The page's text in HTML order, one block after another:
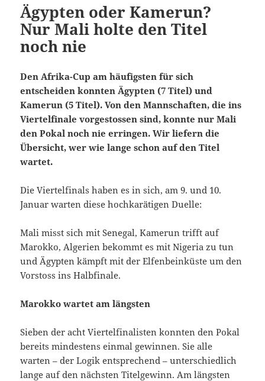
Ägypten oder Kamerun?
Nur Mali holte den Titel
noch nie
Den Afrika-Cup am häufigsten für sich
entscheiden konnten Ägypten (7 Titel) und
Kamerun (5 Titel). Von den Mannschaften, die ins
Viertelfinale vorgestossen sind, konnte nur Mali
den Pokal noch nie erringen. Wir liefern die
Übersicht, wer wie lange schon auf den Titel
wartet.
Die Viertelfinals haben es in sich, am 9. und 10.
Januar warten diese hochkarätigen Duelle:
Mali misst sich mit Senegal, Kamerun trifft auf
Marokko, Algerien bekommt es mit Nigeria zu tun
und Ägypten kämpft mit der Elfenbeinküste um den
Vorstoss ins Halbfinale.
Marokko wartet am längsten
Sieben der acht Viertelfinalisten konnten den Pokal
bereits mindestens einmal gewinnen. Sie alle
warten – der Logik entsprechend – unterschiedlich
lange auf den nächsten Titelgewinn. Am längsten